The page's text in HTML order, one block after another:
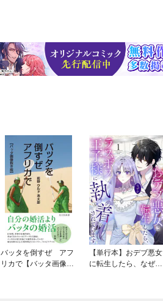
バッタを倒すぜ アフ
リカで【バッタ画像抜
【単行本】おデブ悪女
に転生したら、なぜか